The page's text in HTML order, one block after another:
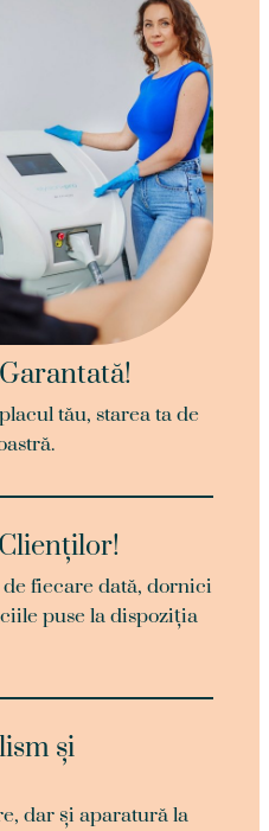
tău, starea ta de
fiecare dată, dornici
puse la dispoziția
și
dar și aparatură la